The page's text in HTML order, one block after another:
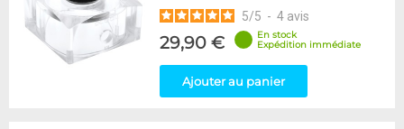
5/5 - 4 avis
29,90 €
En stock
Expédition immédiate
Ajouter au panier